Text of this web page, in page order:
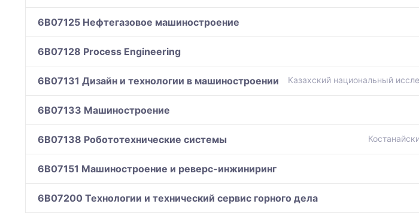
6B07125 Нефтегазовое машиностроение
6B07128 Process Engineering
6B07131 Дизайн и технологии в машиностроении Казахский национальный
6B07133 Машиностроение
6B07138 Робототехнические системы
6B07151 Машиностроение и реверс-инжиниринг
6B07200 Технологии и технический сервис горного дела